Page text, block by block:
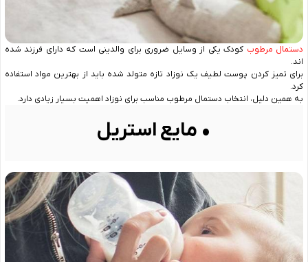
دستمال مرطوب کودک یکی از وسایل ضروری برای والدینی است که دارای فرزند شده
‌اند.
برای تمیز کردن پوست لطیف یک نوزاد تازه متولد شده باید از بهترین مواد استفاده
کرد.
به همین دلیل، انتخاب دستمال مرطوب مناسب برای نوزاد اهمیت بسیار زیادی دارد.
• مایع استریل